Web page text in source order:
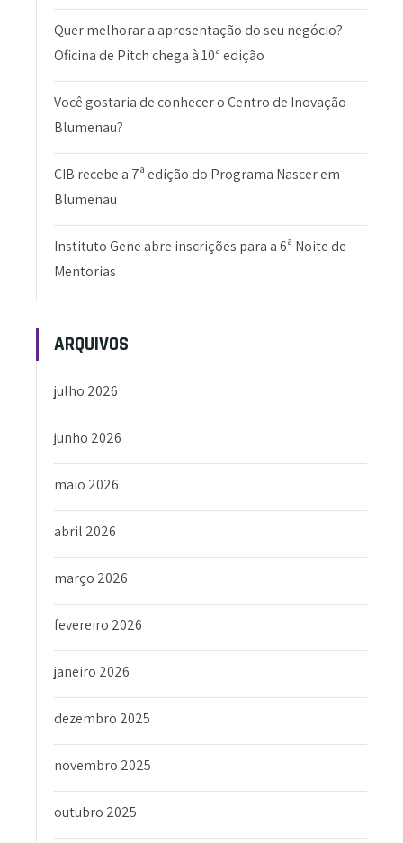
Quer melhorar a apresentação do seu negócio?
Oficina de Pitch chega à 10ª edição
Você gostaria de conhecer o Centro de Inovação
Blumenau?
CIB recebe a 7ª edição do Programa Nascer em
Blumenau
Instituto Gene abre inscrições para a 6ª Noite de
Mentorias
ARQUIVOS
julho 2026
junho 2026
maio 2026
abril 2026
março 2026
fevereiro 2026
janeiro 2026
dezembro 2025
novembro 2025
outubro 2025